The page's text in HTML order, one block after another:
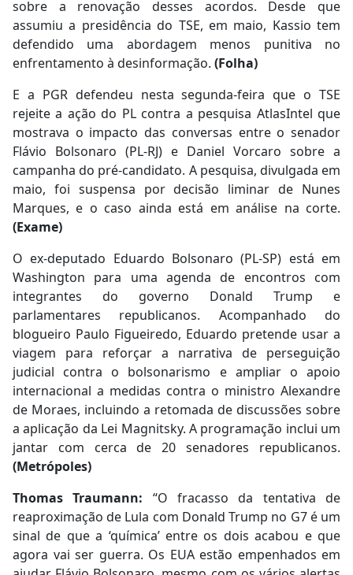
sobre a renovação desses acordos. Desde que
assumiu a presidência do TSE, em maio, Kassio tem
defendido uma abordagem menos punitiva no
enfrentamento à desinformação. (Folha)
E a PGR defendeu nesta segunda-feira que o TSE
rejeite a ação do PL contra a pesquisa AtlasIntel que
mostrava o impacto das conversas entre o senador
Flávio Bolsonaro (PL-RJ) e Daniel Vorcaro sobre a
campanha do pré-candidato. A pesquisa, divulgada em
maio, foi suspensa por decisão liminar de Nunes
Marques, e o caso ainda está em análise na corte.
(Exame)
O ex-deputado Eduardo Bolsonaro (PL-SP) está em
Washington para uma agenda de encontros com
integrantes do governo Donald Trump e
parlamentares republicanos. Acompanhado do
blogueiro Paulo Figueiredo, Eduardo pretende usar a
viagem para reforçar a narrativa de perseguição
judicial contra o bolsonarismo e ampliar o apoio
internacional a medidas contra o ministro Alexandre
de Moraes, incluindo a retomada de discussões sobre
a aplicação da Lei Magnitsky. A programação inclui um
jantar com cerca de 20 senadores republicanos.
(Metrópoles)
Thomas Traumann: “O fracasso da tentativa de
reaproximação de Lula com Donald Trump no G7 é um
sinal de que a ‘química’ entre os dois acabou e que
agora vai ser guerra. Os EUA estão empenhados em